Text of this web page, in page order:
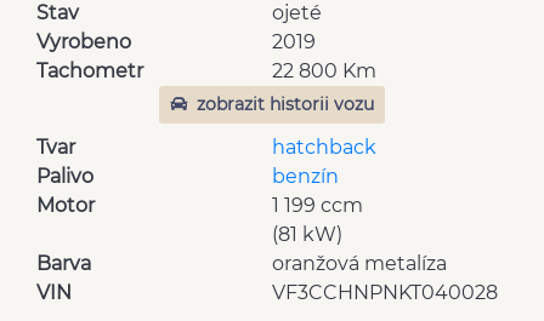
Stav
ojeté
Vyrobeno
2019
Tachometr
22 800 Km
zobrazit historii vozu
Tvar
hatchback
Palivo
benzín
Motor
1 199 ccm
(81 kW)
Barva
oranžová metalíza
VIN
VF3CCHNPNKT040028